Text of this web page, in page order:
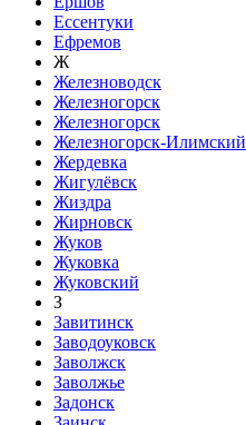
Ессентуки
Ефремов
Ж
Железноводск
Железногорск
Железногорск
Железногорск-Илимский
Жердевка
Жигулёвск
Жиздра
Жирновск
Жуков
Жуковка
Жуковский
З
Завитинск
Заводоуковск
Заволжск
Заволжье
Задонск